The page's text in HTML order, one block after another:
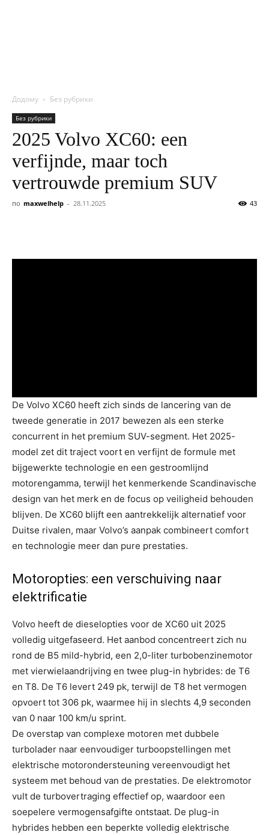
Додому Без рубрики
Без рубрики
2025 Volvo XC60: een
verfijnde, maar toch
vertrouwde premium SUV
по maxwelhelp - 28.11.2025 43
De Volvo XC60 heeft zich sinds de lancering van de
tweede generatie in 2017 bewezen als een sterke
concurrent in het premium SUV-segment. Het 2025-
model zet dit traject voort en verfijnt de formule met
bijgewerkte technologie en een gestroomlijnd
motorengamma, terwijl het kenmerkende Scandinavische
design van het merk en de focus op veiligheid behouden
blijven. De XC60 blijft een aantrekkelijk alternatief voor
Duitse rivalen, maar Volvo’s aanpak combineert comfort
en technologie meer dan pure prestaties.
Motoropties: een verschuiving naar
elektrificatie
Volvo heeft de dieselopties voor de XC60 uit 2025
volledig uitgefaseerd. Het aanbod concentreert zich nu
rond de B5 mild-hybrid, een 2,0-liter turbobenzinemotor
met vierwielaandrijving en twee plug-in hybrides: de T6
en T8. De T6 levert 249 pk, terwijl de T8 het vermogen
opvoert tot 306 pk, waarmee hij in slechts 4,9 seconden
van 0 naar 100 km/u sprint.
De overstap van complexe motoren met dubbele
turbolader naar eenvoudiger turboopstellingen met
elektrische motorondersteuning vereenvoudigt het
systeem met behoud van de prestaties. De elektromotor
vult de turbovertraging effectief op, waardoor een
soepelere vermogensafgifte ontstaat. De plug-in
hybrides hebben een beperkte volledig elektrische